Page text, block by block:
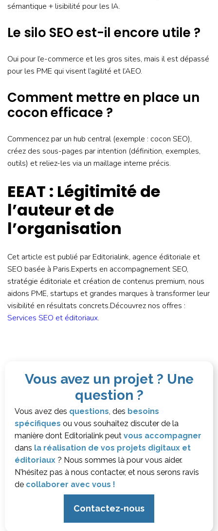
sémantique + lisibilité pour les IA.
Le silo SEO est-il encore utile ?
Oui pour l’e-commerce et les gros sites, mais il est dépassé
pour les PME qui visent l’agilité et l’AEO.
Comment mettre en place un
cocon efficace ?
Commencez par un hub central (exemple : cocon SEO),
créez des sous-pages par intention (définition, exemples,
outils) et reliez-les via un maillage interne précis.
EEAT : Légitimité de
l’auteur et de
l’organisation
Cet article est publié par Editorialink, agence éditoriale et
SEO basée à Paris.Experts en accompagnement SEO,
stratégie éditoriale et création de contenus premium, nous
aidons PME, startups et grandes marques à transformer leur
visibilité en résultats concrets.Découvrez nos offres :
Services SEO et éditoriaux.
Vous avez un projet ? Une
question ?
Vous avez des questions, des besoins
spécifiques ou vous souhaitez discuter de la
manière dont Editorialink peut vous accompagner
dans la réalisation de vos projets digitaux et
éditoriaux ? Nous sommes là pour vous aider.
N'hésitez pas à nous contacter, et nous serons ravis
de collaborer avec vous !
Contactez-nous